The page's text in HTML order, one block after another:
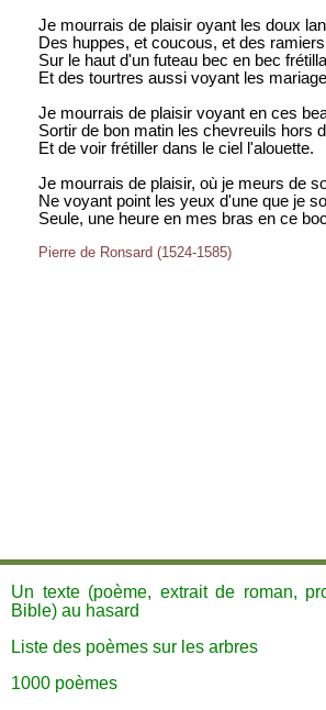
Je mourrais de plaisir oyant les doux
Des huppes, et coucous, et des
Sur le haut d'un futeau bec en bec
Et des tourtres aussi voyant les
Je mourrais de plaisir voyant en ces
Sortir de bon matin les chevreuils hors
Et de voir frétiller dans le ciel l'alouette.
Je mourrais de plaisir, où je meurs de
Ne voyant point les yeux d'une que je
Seule, une heure en mes bras en ce
Pierre de Ronsard (1524-1585)
Un texte (poème, extrait de roman,
Bible) au hasard
Liste des poèmes sur les arbres
1000 poèmes